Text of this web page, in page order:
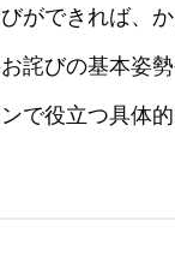
ができれば、
詫びの基本姿
で役立つ具体